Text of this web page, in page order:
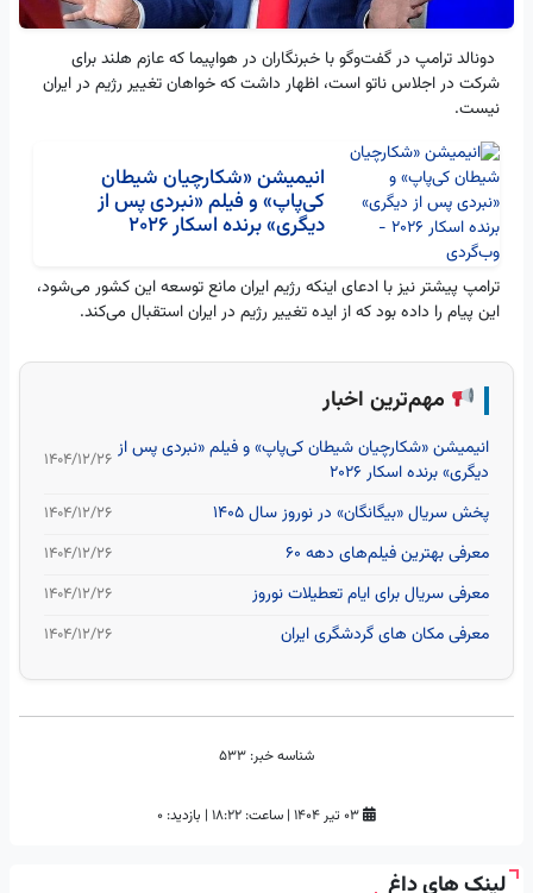
دونالد ترامپ در گفت‌وگو با خبرنگاران در هواپیما که عازم هلند برای
شرکت در اجلاس ناتو است، اظهار داشت که خواهان تغییر رژیم در ایران
نیست.
انیمیشن «شکارچیان شیطان
کی‌پاپ» و فیلم «نبردی پس از
دیگری» برنده اسکار 2026
ترامپ پیشتر نیز با ادعای اینکه رژیم ایران مانع توسعه این کشور می‌شود،
این پیام را داده بود که از ایده تغییر رژیم در ایران استقبال می‌کند.
مهم‌ترین اخبار
انیمیشن «شکارچیان شیطان کی‌پاپ» و فیلم «نبردی پس از
دیگری» برنده اسکار 2026
۱۴۰۴/۱۲/۲۶
پخش سریال «بیگانگان» در نوروز سال ۱۴۰۵ ۱۴۰۴/۱۲/۲۶
معرفی بهترین فیلم‌های دهه ۶۰ ۱۴۰۴/۱۲/۲۶
معرفی سریال برای ایام تعطیلات نوروز ۱۴۰۴/۱۲/۲۶
معرفی مکان های گردشگری ایران ۱۴۰۴/۱۲/۲۶
شناسه خبر:
| ساعت: ۱۸:۲۲ | بازدید: 0
لینک های داغ